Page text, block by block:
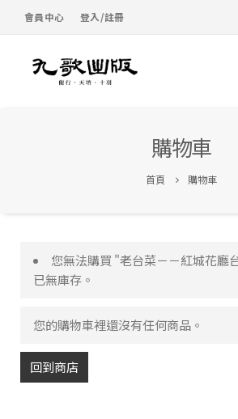
會員中心 登入/註冊
購物車
首頁 購物車
您無法購買 "老台菜－－紅城花廳
已無庫存。
您的購物車裡還沒有任何商品。
回到商店